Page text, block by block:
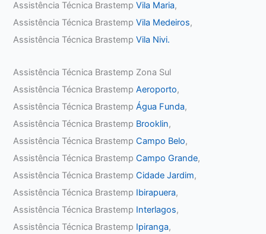
Assistência Técnica BrastempVila Maria,
Assistência Técnica BrastempVila Medeiros,
Assistência Técnica BrastempVila Nivi.
Assistência Técnica Brastemp Zona Sul
Assistência Técnica BrastempAeroporto,
Assistência Técnica BrastempÁgua Funda,
Assistência Técnica Brastemp Brooklin,
Assistência Técnica BrastempCampo Belo,
Assistência Técnica BrastempCampo Grande,
Assistência Técnica BrastempCidade Jardim,
Assistência Técnica Brastemp Ibirapuera,
Assistência Técnica Brastemp Interlagos,
Assistência Técnica Brastemp Ipiranga,